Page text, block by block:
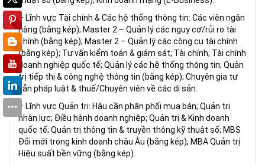
– Lĩnh vực Tài chính & Các hệ thống thông tin: Các viên ngân
hàng (bằng kép); Master 2 – Quản lý các nguy cơ/rủi ro tài
chính (bằng kép); Master 2 – Quản lý các công cụ tài chính
(bằng kép); Tư vấn kiểm toán & giám sát; Tài chính; Tài chính
doanh nghiệp quốc tế; Quản lý các hệ thống thông tin; Quản
trị tiếp thị & công nghệ thông tin (bằng kép); Chuyên gia tư
vẫn pháp luật & thuế/Chuyên viên về các di sản.
– Lĩnh vực Quản trị: Hậu cần phân phối mua bán; Quản trị
nhân lực; Điều hành doanh nghiệp; Quản trị & Kinh doanh
quốc tế; Quản trị thông tin & truyền thông kỹ thuật số; MBS
Đổi mới trong kinh doanh châu Âu (bằng kép); MBA Quản trị
Hiệu suất bền vững (bằng kép).